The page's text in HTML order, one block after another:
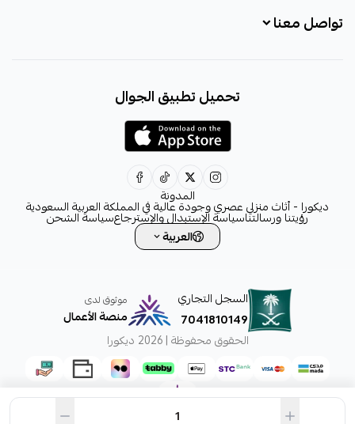
تواصل معنا
decora6586@gmail.com
تحميل تطبيق الجوال
المدونة
ديكورا - أثاث منزلي عصري وجودة عالية في المملكة العربية السعودية
رؤيتنا ورسالتناسياسة الإستبدال والإسترجاعسياسة الشحن
العربية
السجل التجاري
7041810149
موثوق لدى
منصة الأعمال
الحقوق محفوظة | 2026
ديكورا